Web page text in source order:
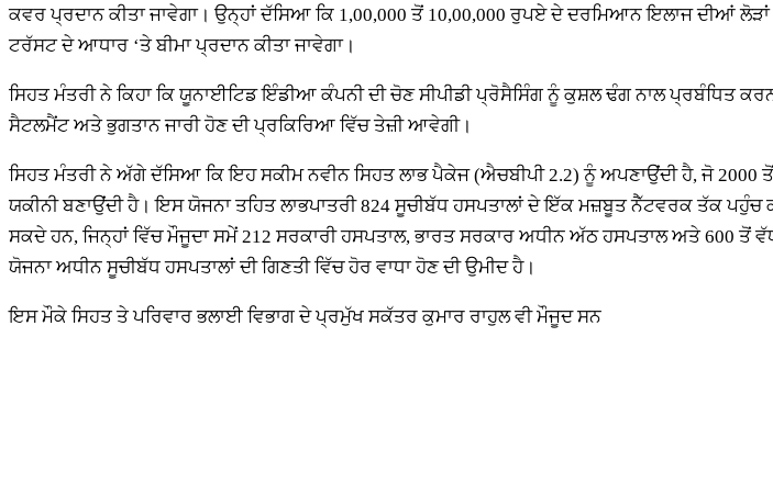
ਕਵਰ ਪ੍ਰਦਾਨ ਕੀਤਾ ਜਾਵੇਗਾ। ਉਨ੍ਹਾਂ ਦੱਸਿਆ ਕਿ 1,00,000 ਤੋਂ 10,00,000 ਰੁਪਏ ਦੇ ਦਰਮਿਆਨ ਇਲਾਜ ਦੀਆਂ
ਟਰੱਸਟ ਦੇ ਆਧਾਰ ‘ਤੇ ਬੀਮਾ ਪ੍ਰਦਾਨ ਕੀਤਾ ਜਾਵੇਗਾ।
ਸਿਹਤ ਮੰਤਰੀ ਨੇ ਕਿਹਾ ਕਿ ਯੂਨਾਈਟਿਡ ਇੰਡੀਆ ਕੰਪਨੀ ਦੀ ਚੋਣ ਸੀਪੀਡੀ ਪ੍ਰੋਸੈਸਿੰਗ ਨੂੰ ਕੁਸ਼ਲ ਢੰਗ ਨਾਲ ਪ੍ਰਬੰਧਿਤ
ਸੈਟਲਮੈਂਟ ਅਤੇ ਭੁਗਤਾਨ ਜਾਰੀ ਹੋਣ ਦੀ ਪ੍ਰਕਿਰਿਆ ਵਿੱਚ ਤੇਜ਼ੀ ਆਵੇਗੀ।
ਸਿਹਤ ਮੰਤਰੀ ਨੇ ਅੱਗੇ ਦੱਸਿਆ ਕਿ ਇਹ ਸਕੀਮ ਨਵੀਨ ਸਿਹਤ ਲਾਭ ਪੈਕੇਜ (ਐਚਬੀਪੀ 2.2) ਨੂੰ ਅਪਣਾਉਂਦੀ ਹੈ, ਜੋ
ਯਕੀਨੀ ਬਣਾਉਂਦੀ ਹੈ। ਇਸ ਯੋਜਨਾ ਤਹਿਤ ਲਾਭਪਾਤਰੀ 824 ਸੂਚੀਬੱਧ ਹਸਪਤਾਲਾਂ ਦੇ ਇੱਕ ਮਜ਼ਬੂਤ ਨੈੱਟਵਰਕ ਤੱਕ
ਸਕਦੇ ਹਨ, ਜਿਨ੍ਹਾਂ ਵਿੱਚ ਮੌਜੂਦਾ ਸਮੇਂ 212 ਸਰਕਾਰੀ ਹਸਪਤਾਲ, ਭਾਰਤ ਸਰਕਾਰ ਅਧੀਨ ਅੱਠ ਹਸਪਤਾਲ ਅਤੇ 600 ਤੋਂ
ਯੋਜਨਾ ਅਧੀਨ ਸੂਚੀਬੱਧ ਹਸਪਤਾਲਾਂ ਦੀ ਗਿਣਤੀ ਵਿੱਚ ਹੋਰ ਵਾਧਾ ਹੋਣ ਦੀ ਉਮੀਦ ਹੈ।
ਇਸ ਮੌਕੇ ਸਿਹਤ ਤੇ ਪਰਿਵਾਰ ਭਲਾਈ ਵਿਭਾਗ ਦੇ ਪ੍ਰਮੁੱਖ ਸਕੱਤਰ ਕੁਮਾਰ ਰਾਹੁਲ ਵੀ ਮੌਜੂਦ ਸਨ